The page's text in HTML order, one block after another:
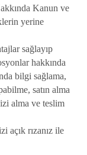
Kanun ve
yerine
sağlayıp
hakkında
bilgi sağlama,
satın alma
alma ve teslim
açık rızanız ile